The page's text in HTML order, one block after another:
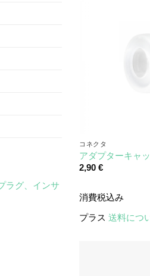
ラグ、インサ
コネクタ
アダプターキャ
2,90€
消費税込み
プラス送料につ